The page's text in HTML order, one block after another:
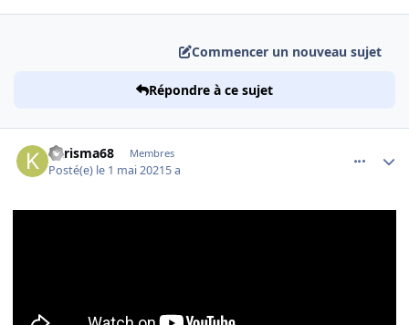
Commencer un nouveau sujet
Répondre à ce sujet
karisma68 Membres
Posté(e) le 1 mai 20215 a